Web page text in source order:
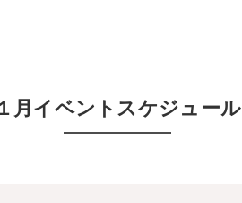
月イベントスケジュール